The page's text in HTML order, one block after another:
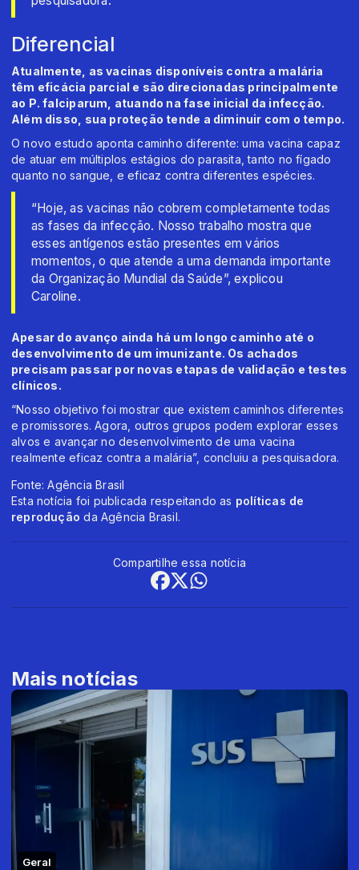
Diferencial
Atualmente, as vacinas disponíveis contra a malária
têm eficácia parcial e são direcionadas principalmente
ao P. falciparum, atuando na fase inicial da infecção.
Além disso, sua proteção tende a diminuir com o tempo.
O novo estudo aponta caminho diferente: uma vacina capaz
de atuar em múltiplos estágios do parasita, tanto no fígado
quanto no sangue, e eficaz contra diferentes espécies.
“Hoje, as vacinas não cobrem completamente todas
as fases da infecção. Nosso trabalho mostra que
esses antígenos estão presentes em vários
momentos, o que atende a uma demanda importante
da Organização Mundial da Saúde”, explicou
Caroline.
Apesar do avanço ainda há um longo caminho até o
desenvolvimento de um imunizante. Os achados
precisam passar por novas etapas de validação e testes
clínicos.
“Nosso objetivo foi mostrar que existem caminhos diferentes
e promissores. Agora, outros grupos podem explorar esses
alvos e avançar no desenvolvimento de uma vacina
realmente eficaz contra a malária”, concluiu a pesquisadora.
Fonte: Agência Brasil
Esta notícia foi publicada respeitando as políticas de
reprodução da Agência Brasil.
Compartilhe essa notícia
Mais notícias
Geral